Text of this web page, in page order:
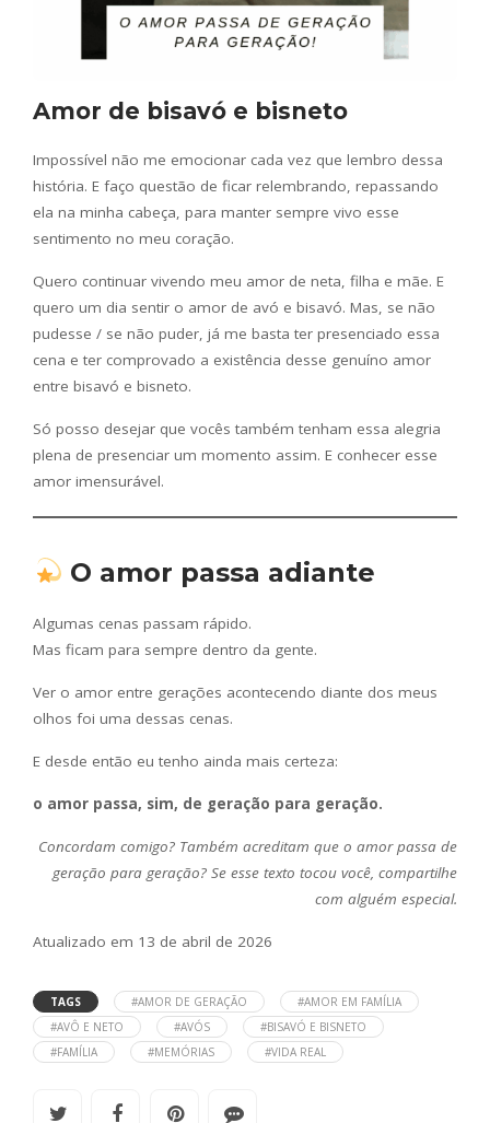
Amor de bisavó e bisneto
Impossível não me emocionar cada vez que lembro dessa
história. E faço questão de ficar relembrando, repassando
ela na minha cabeça, para manter sempre vivo esse
sentimento no meu coração.
Quero continuar vivendo meu amor de neta, filha e mãe. E
quero um dia sentir o amor de avó e bisavó. Mas, se não
pudesse / se não puder, já me basta ter presenciado essa
cena e ter comprovado a existência desse genuíno amor
entre bisavó e bisneto.
Só posso desejar que vocês também tenham essa alegria
plena de presenciar um momento assim. E conhecer esse
amor imensurável.
O amor passa adiante
Algumas cenas passam rápido.
Mas ficam para sempre dentro da gente.
Ver o amor entre gerações acontecendo diante dos meus
olhos foi uma dessas cenas.
E desde então eu tenho ainda mais certeza:
o amor passa, sim, de geração para geração.
Concordam comigo? Também acreditam que o amor passa de
geração para geração? Se esse texto tocou você, compartilhe
com alguém especial.
Atualizado em 13 de abril de 2026
TAGS #AMOR DE GERAÇÃO
#AMOR EM FAMÍLIA
#AVÔ E NETO
#AVÓS
#BISAVÓ E BISNETO
#FAMÍLIA
#MEMÓRIAS #VIDA REAL